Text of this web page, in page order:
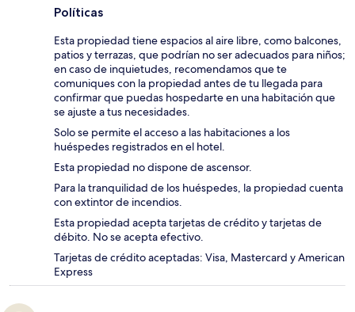
Políticas
Esta propiedad tiene espacios al aire libre, como balcones,
patios y terrazas, que podrían no ser adecuados para niños;
en caso de inquietudes, recomendamos que te
comuniques con la propiedad antes de tu llegada para
confirmar que puedas hospedarte en una habitación que
se ajuste a tus necesidades.
Solo se permite el acceso a las habitaciones a los
huéspedes registrados en el hotel.
Esta propiedad no dispone de ascensor.
Para la tranquilidad de los huéspedes, la propiedad cuenta
con extintor de incendios.
Esta propiedad acepta tarjetas de crédito y tarjetas de
débito. No se acepta efectivo.
Tarjetas de crédito aceptadas: Visa, Mastercard y American
Express